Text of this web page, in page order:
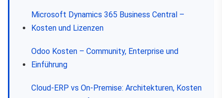
Microsoft Dynamics 365 Business Central –
Kosten und Lizenzen
Odoo Kosten – Community, Enterprise und
Einführung
Cloud-ERP vs On-Premise: Architekturen, Kosten